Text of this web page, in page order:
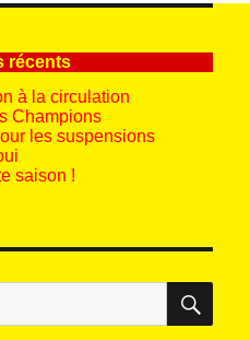
récents
à la circulation
Champions
les suspensions
saison !